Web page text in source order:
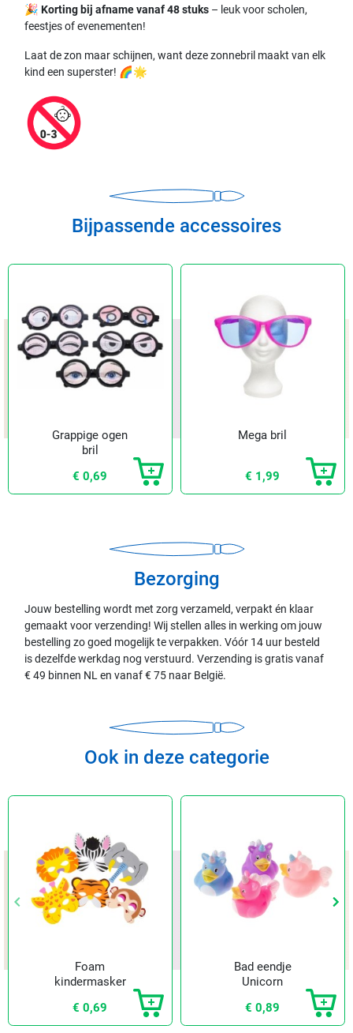
🎉Korting bij afname vanaf 48 stuks – leuk voor scholen,
feestjes of evenementen!
Laat de zon maar schijnen, want deze zonnebril maakt van elk
kind een superster! 🌈🌟
Bijpassende accessoires
Vorige
keyboard_arrow_left keyboard_arrow_right
Grappige ogen
bril
€ 0,69
Mega bril
€ 1,99
Bezorging
Jouw bestelling wordt met zorg verzameld, verpakt én klaar
gemaakt voor verzending! Wij stellen alles in werking om jouw
bestelling zo goed mogelijk te verpakken. Vóór 14 uur besteld
is dezelfde werkdag nog verstuurd. Verzending is gratis vanaf
€ 49 binnen NL en vanaf € 75 naar België.
Ook in deze categorie
Vorige
keyboard_arrow_left keyboard_arrow_right
Foam
kindermasker
€ 0,69
Bad eendje
Unicorn
€ 0,89